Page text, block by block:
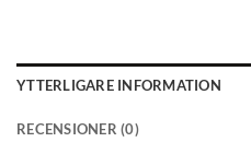
YTTERLIGARE INFORMATION
RECENSIONER (0)